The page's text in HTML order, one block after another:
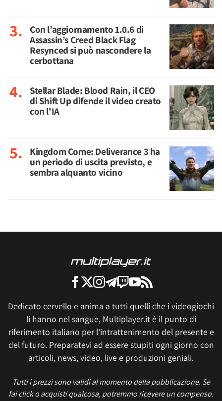
Con l’aggiornamento 1.0.6 di
Assassin’s Creed Black Flag
Resynced si può nascondere la
cerbottana
Stellar Blade: Blood Rain, il CEO
di Shift Up difende il video creato
con l'IA
Kingdom Come: Deliverance 3 ha
un periodo di uscita previsto, e
sembra alquanto vicino
Dedicato cervello e anima a tutti quelli che i videogiochi
li hanno nel sangue, Multiplayer.it è il punto di
riferimento italiano per l'intrattenimento del presente e
del futuro. Preparatevi ad essere stupiti ogni giorno con
articoli, news, video, live e produzioni geniali.
Tutti i prezzi sono validi al momento della pubblicazione. Se
fai click o acquisti qualcosa, potremmo ricevere un compenso.